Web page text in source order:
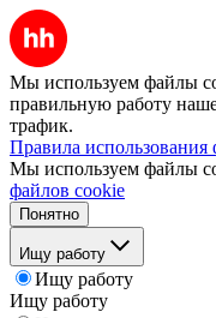
Мы используем файлы
правильную работу
трафик.
Правила использования
Мы используем файлы
файлов cookie
Понятно
Ищу работу
Ищу работу
Ищу работу